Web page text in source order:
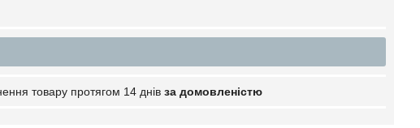
товару протягом 14 днів за домовленістю